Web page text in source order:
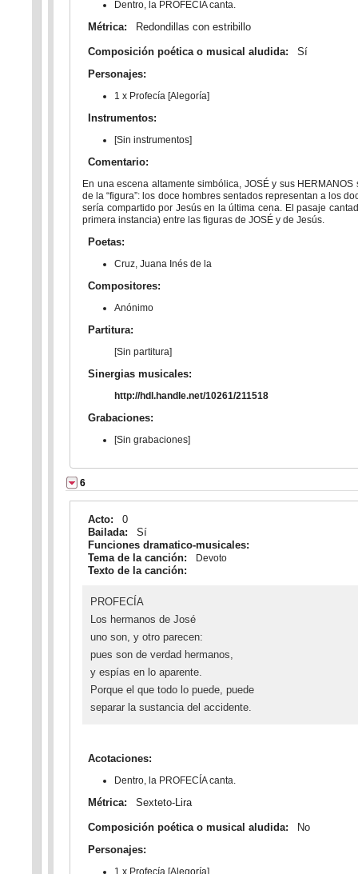
Dentro, la PROFECÍA canta.
Métrica: Redondillas con estribillo
Composición poética o musical aludida:
Sí
Personajes:
1 x Profecía [Alegoría]
Instrumentos:
[Sin instrumentos]
Comentario:
En una escena altamente simbólica, JOSÉ y sus
de la “figura”: los doce hombres sentados representan a los
sería compartido por Jesús en la última cena. El pasaje
primera instancia) entre las figuras de JOSÉ y de Jesús.
Poetas:
Cruz, Juana Inés de la
Compositores:
Anónimo
Partitura:
[Sin partitura]
Sinergias musicales:
http://hdl.handle.net/10261/211518
Grabaciones:
[Sin grabaciones]
6
Acto:
0
Bailada:
Sí
Funciones dramatico-musicales:
Tema de la canción:
Devoto
Texto de la canción:
PROFECÍA
Los hermanos de José
uno son, y otro parecen:
pues son de verdad hermanos,
y espías en lo aparente.
Porque el que todo lo puede, puede
separar la sustancia del accidente.
Acotaciones:
Dentro, la PROFECÍA canta.
Métrica: Sexteto-Lira
Composición poética o musical aludida:
No
Personajes:
1 x Profecía [Alegoría]